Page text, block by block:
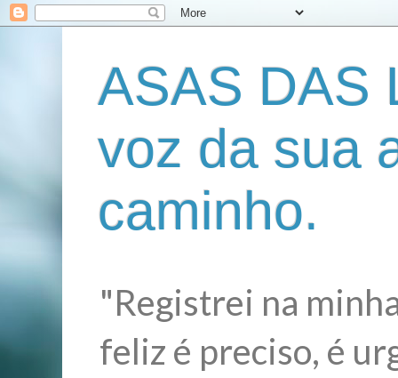
ASAS DAS
voz da sua
caminho.
"Registrei na
feliz é preciso, é